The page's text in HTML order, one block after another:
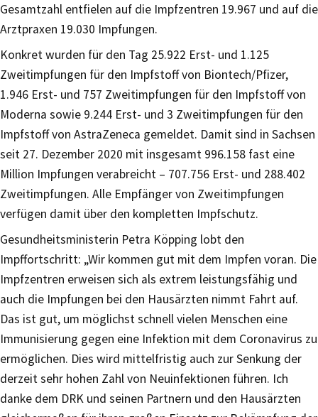
Gesamtzahl entfielen auf die Impfzentren 19.967 und auf die
Arztpraxen 19.030 Impfungen.
Konkret wurden für den Tag 25.922 Erst- und 1.125
Zweitimpfungen für den Impfstoff von Biontech/Pfizer,
1.946 Erst- und 757 Zweitimpfungen für den Impfstoff von
Moderna sowie 9.244 Erst- und 3 Zweitimpfungen für den
Impfstoff von AstraZeneca gemeldet. Damit sind in Sachsen
seit 27. Dezember 2020 mit insgesamt 996.158 fast eine
Million Impfungen verabreicht – 707.756 Erst- und 288.402
Zweitimpfungen. Alle Empfänger von Zweitimpfungen
verfügen damit über den kompletten Impfschutz.
Gesundheitsministerin Petra Köpping lobt den
Impffortschritt: „Wir kommen gut mit dem Impfen voran. Die
Impfzentren erweisen sich als extrem leistungsfähig und
auch die Impfungen bei den Hausärzten nimmt Fahrt auf.
Das ist gut, um möglichst schnell vielen Menschen eine
Immunisierung gegen eine Infektion mit dem Coronavirus zu
ermöglichen. Dies wird mittelfristig auch zur Senkung der
derzeit sehr hohen Zahl von Neuinfektionen führen. Ich
danke dem DRK und seinen Partnern und den Hausärzten